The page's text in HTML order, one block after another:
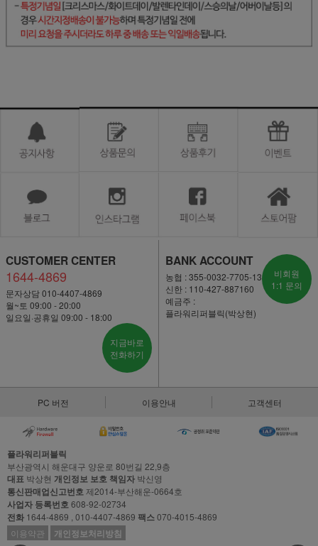
CUSTOMER CENTER
1644-4869
문자상담 010-4407-4869
월~토 09:00 - 20:00
일요일·공휴일 09:00 - 18:00
지금바로
전화하기
BANK ACCOUNT
농협 : 355-0032-7705-13
신한 : 110-427-887160
예금주 :
플라워리퍼블릭(박상현)
비회원
1:1 문의
PC 버전 이용안내 고객센터
플라워리퍼블릭
부산광역시 해운대구 양운로 80번길 22,9층
대표 박상현 개인정보 보호 책임자 박신영
통신판매업신고번호제2014-부산해운-0664호
사업자 등록번호608-92-02734
전화 1644-4869 , 010-4407-4869 팩스070-4015-4869
이용약관
개인정보처리방침